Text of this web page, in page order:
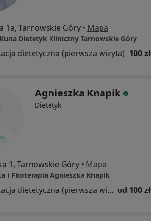
1a, Tarnowskie Góry • Mapa
Dietetyk Kliniczny Tarnowskie Góry
dietetyczna (pierwsza wizyta) 100 zł
Agnieszka Knapik
Dietetyk
1, Tarnowskie Góry • Mapa
i Fitoterapia Agnieszka Knapik
Konsultacja dietetyczna (pierwsza wizyta) od 100 zł